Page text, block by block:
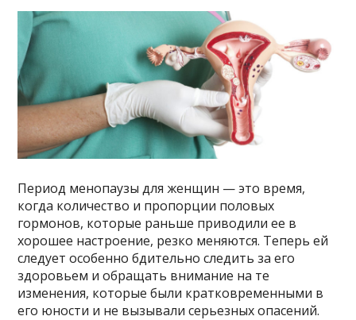
Период менопаузы для женщин — это время,
когда количество и пропорции половых
гормонов, которые раньше приводили ее в
хорошее настроение, резко меняются. Теперь ей
следует особенно бдительно следить за его
здоровьем и обращать внимание на те
изменения, которые были кратковременными в
его юности и не вызывали серьезных опасений.